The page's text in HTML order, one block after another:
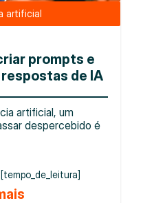
artificial
prompts e
de IA
artificial, um
despercebido é